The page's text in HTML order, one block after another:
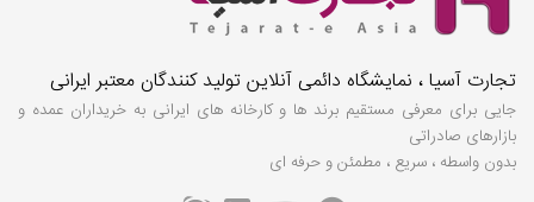
تجارت آسیا ، نمایشگاه دائمی آنلاین تولید کنندگان معتبر ایرانی
جایی برای معرفی مستقیم برند ها و کارخانه های ایرانی به خریداران عمده و
بازارهای صادراتی
بدون واسطه ، سریع ، مطمئن و حرفه ای